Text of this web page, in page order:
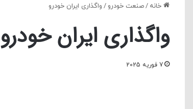
خانه /صنعت خودرو / واگذاری ایران خودرو
واگذاری ایران خودرو
7 فوریه 2025